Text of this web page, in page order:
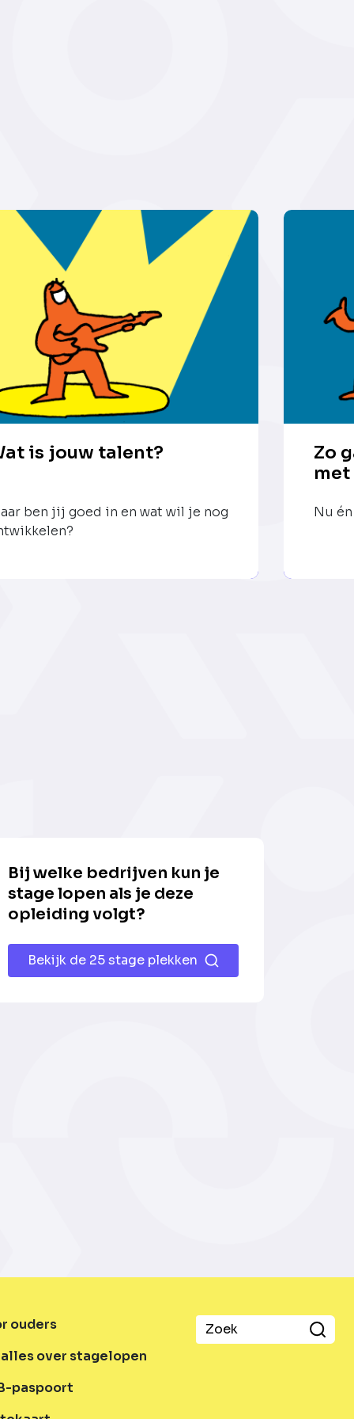
is jouw talent?
ben jij goed in en wat wil je nog
Zo
Nu
Bij welke bedrijven kun je
stage lopen als je deze
opleiding volgt?
Bekijk de 25 stage plekken
ouders
over stagelopen
paspoort